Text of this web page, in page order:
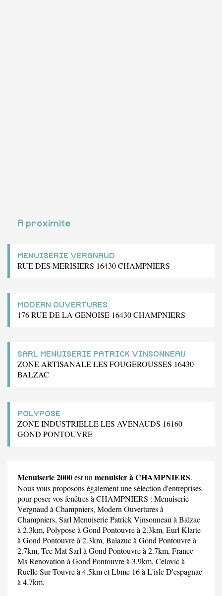
A proximite
MENUISERIE VERGNAUD
RUE DES MERISIERS 16430 CHAMPNIERS
MODERN OUVERTURES
176 RUE DE LA GENOISE 16430 CHAMPNIERS
SARL MENUISERIE PATRICK VINSONNEAU
ZONE ARTISANALE LES FOUGEROUSSES 16430
BALZAC
POLYPOSE
ZONE INDUSTRIELLE LES AVENAUDS 16160
GOND PONTOUVRE
Menuiserie 2000est un menuisier à CHAMPNIERS.
Nous vous proposons également une sélection d'entreprises
pour poser vos fenêtres à CHAMPNIERS : Menuiserie
Vergnaud à Champniers, Modern Ouverturesà
Champniers, Sarl Menuiserie Patrick Vinsonneau à Balzac
à 2.3km, Polyposeà Gond Pontouvre à 2.3km, Eurl Klarte
à Gond Pontouvre à 2.3km, Balazucà Gond Pontouvre à
2.7km, Tec Mat Sarl à Gond Pontouvre à 2.7km, France
Ms Renovation à Gond Pontouvre à 3.9km, Celovicà
Ruelle Sur Touvre à 4.5km etLbme 16à L'isle D'espagnac
à 4.7km.